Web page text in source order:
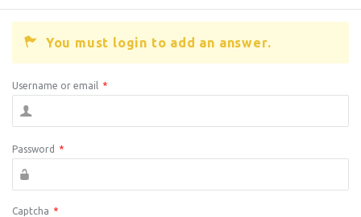
You must login to add an answer.
Username or email *
Password *
Captcha *